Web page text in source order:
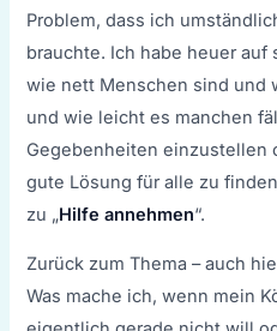
Problem, dass ich
brauchte. Ich habe heuer
wie nett Menschen sind und
und wie leicht es manchen
Gegebenheiten einzustellen
gute Lösung für alle zu
zu „Hilfe annehmen“.
Zurück zum Thema – auch
Was mache ich, wenn mein